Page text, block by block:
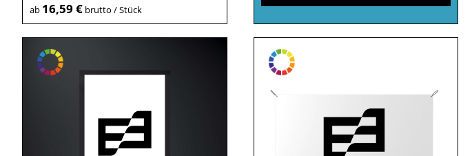
ab 16,59 € brutto / Stück